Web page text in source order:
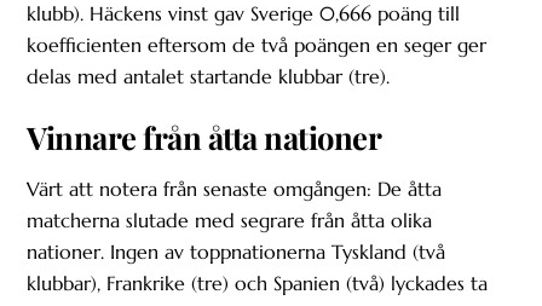
klubb). Häckens vinst gav Sverige 0,666 poäng till
koefficienten eftersom de två poängen en seger ger
delas med antalet startande klubbar (tre).
Vinnare från åtta nationer
Värt att notera från senaste omgången: De åtta
matcherna slutade med segrare från åtta olika
nationer. Ingen av toppnationerna Tyskland (två
klubbar), Frankrike (tre) och Spanien (två) lyckades ta